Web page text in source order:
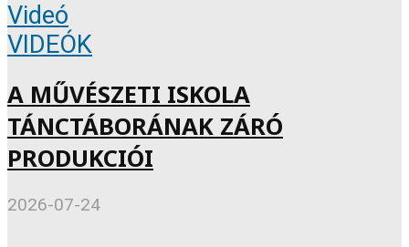
Videó
VIDEÓK
A MŰVÉSZETI ISKOLA
TÁNCTÁBORÁNAK ZÁRÓ
PRODUKCIÓI
2026-07-24